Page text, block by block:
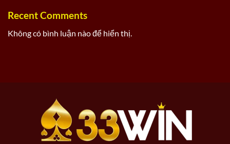
Recent Comments
Không có bình luận nào để hiển thị.